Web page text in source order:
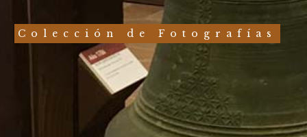
Colección de Fotografías